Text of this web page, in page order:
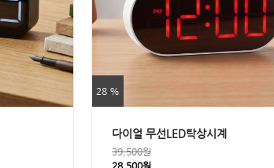
28 %
다이얼 무선LED탁상시계
39,500원
28,500원